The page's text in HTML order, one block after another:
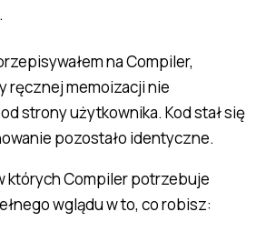
na Compiler,
ręcznej memoizacji nie
strony użytkownika. Kod stał się
pozostało identyczne.
których Compiler potrzebuje
wglądu w to, co robisz: